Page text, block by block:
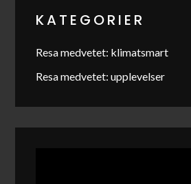
KATEGORIER
Resa medvetet: klimatsmart
Resa medvetet: upplevelser